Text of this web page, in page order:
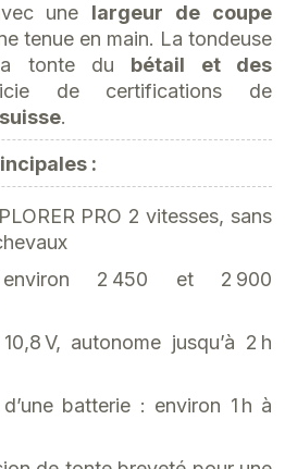
une largeur de coupe
tenue en main. La tondeuse
tonte du bétail et des
de certifications de
.
:
PRO 2 vitesses, sans
2 450 et 2 900
V, autonome jusqu’à 2 h
batterie : environ 1 h à